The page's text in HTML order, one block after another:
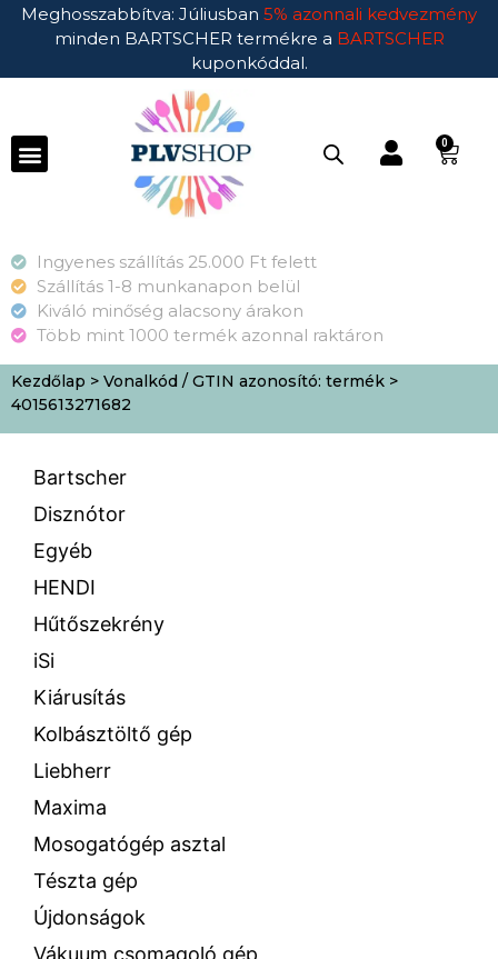
Meghosszabbítva: Júliusban 5% azonnali kedvezmény
minden BARTSCHER termékre a BARTSCHER
kuponkóddal.
0
Ingyenes szállítás 25.000 Ft felett
Szállítás 1-8 munkanapon belül
Kiváló minőség alacsony árakon
Több mint 1000 termék azonnal raktáron
Kezdőlap > Vonalkód / GTIN azonosító: termék >
4015613271682
Bartscher
Disznótor
Egyéb
HENDI
Hűtőszekrény
iSi
Kiárusítás
Kolbásztöltő gép
Liebherr
Maxima
Mosogatógép asztal
Tészta gép
Újdonságok
Vákuum csomagoló gép